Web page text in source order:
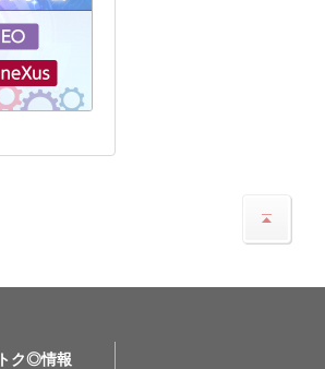
トク◎情報